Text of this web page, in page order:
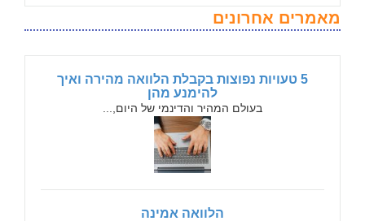
מאמרים אחרונים
5 טעויות נפוצות בקבלת הלוואה מהירה ואיך
להימנע מהן
בעולם המהיר והדינמי של היום,...
הלוואה אמינה